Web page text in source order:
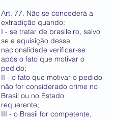
Art. 77. Não se concederá a
extradição quando:
I - se tratar de brasileiro, salvo
se a aquisição dessa
nacionalidade verificar-se
após o fato que motivar o
pedido;
II - o fato que motivar o pedido
não for considerado crime no
Brasil ou no Estado
requerente;
III - o Brasil for competente,